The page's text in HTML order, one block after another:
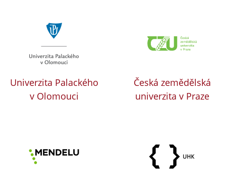
Univerzita Palackého
v Olomouci
Česká zemědělská
univerzita v Praze